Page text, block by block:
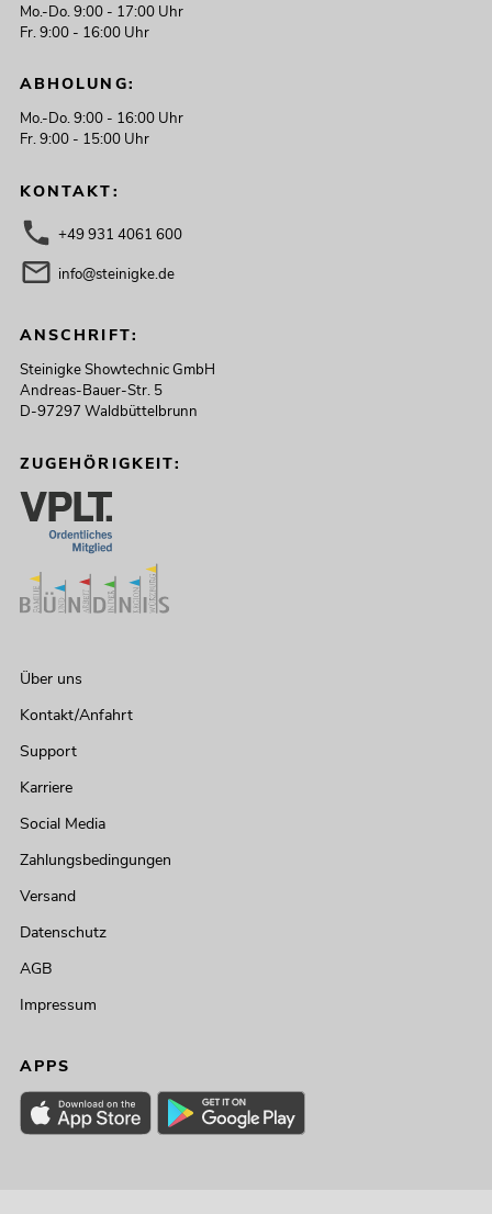
Mo.-Do. 9:00 - 17:00 Uhr
Fr. 9:00 - 16:00 Uhr
ABHOLUNG:
Mo.-Do. 9:00 - 16:00 Uhr
Fr. 9:00 - 15:00 Uhr
KONTAKT:
+49 931 4061 600
info@steinigke.de
ANSCHRIFT:
Steinigke Showtechnic GmbH
Andreas-Bauer-Str. 5
D-97297 Waldbüttelbrunn
ZUGEHÖRIGKEIT:
Über uns
Kontakt/Anfahrt
Support
Karriere
Social Media
Zahlungsbedingungen
Versand
Datenschutz
AGB
Impressum
APPS